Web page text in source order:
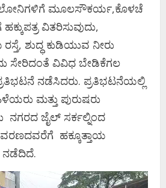
ಮೂಲಸೌಕರ್ಯ,ಕೊಳಚೆ
ವಿತರಿಸುವುದು,
ಶುದ್ಧ ಕುಡಿಯುವ ನೀರು
ಸೇರಿದಂತೆ ವಿವಿಧ ಬೇಡಿಕೆಗಲ
ನಡೆಸಿದರು. ಪ್ರತಿಭಟನೆಯಲ್ಲಿ
ಮತ್ತು ಪುರುಷರು
ನಗರದ ಜೈಲ್‌ ಸರ್ಕಲ್ನಿಂದ
ಹಕ್ಕೂತ್ತಾಯ